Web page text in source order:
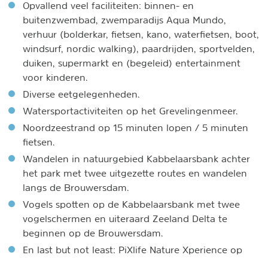
Opvallend veel faciliteiten: binnen- en
buitenzwembad, zwemparadijs Aqua Mundo,
verhuur (bolderkar, fietsen, kano, waterfietsen, boot,
windsurf, nordic walking), paardrijden, sportvelden,
duiken, supermarkt en (begeleid) entertainment
voor kinderen.
Diverse eetgelegenheden.
Watersportactiviteiten op het Grevelingenmeer.
Noordzeestrand op 15 minuten lopen / 5 minuten
fietsen.
Wandelen in natuurgebied Kabbelaarsbank achter
het park met twee uitgezette routes en wandelen
langs de Brouwersdam.
Vogels spotten op de Kabbelaarsbank met twee
vogelschermen en uiteraard Zeeland Delta te
beginnen op de Brouwersdam.
En last but not least: PiXlife Nature Xperience op